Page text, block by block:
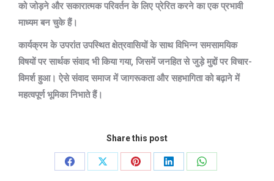
को जोड़ने और सकारात्मक परिवर्तन के लिए प्रेरित करने का एक प्रभावी
माध्यम बन चुके हैं।
कार्यक्रम के उपरांत उपस्थित क्षेत्रवासियों के साथ विभिन्न समसामयिक
विषयों पर सार्थक संवाद भी किया गया, जिसमें जनहित से जुड़े मुद्दों पर विचार-
विमर्श हुआ। ऐसे संवाद समाज में जागरूकता और सहभागिता को बढ़ाने में
महत्वपूर्ण भूमिका निभाते हैं।
Share this post
Share
Share
Share
Share
Share